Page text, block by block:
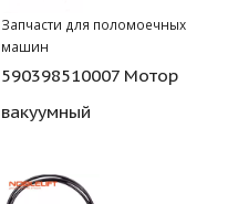
Запчасти для поломоечных
машин
590398510007 Мотор
вакуумный